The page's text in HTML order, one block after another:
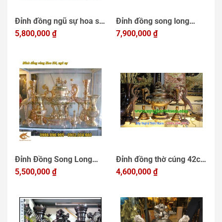
Đỉnh đồng ngũ sự hoa sòi
cao 50cm
5,800,000 ₫
Đỉnh đồng song long
chầu nguyệt cao 60cm
7,900,000 ₫
Đỉnh Đồng Song Long
đúc nổi,đồ thờ bằng đồng
5,500,000 ₫
Đỉnh đồng thờ cúng 42cm
hoa sòi màu đồng đỏ mắt
4,600,000 ₫